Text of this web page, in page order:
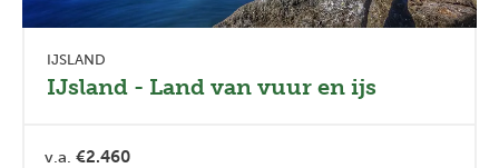
IJSLAND
IJsland - Land van vuur en ijs
v.a. €2.460